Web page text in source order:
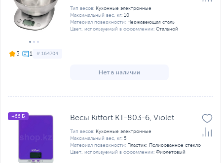
5 # 164704
Тип весов: Кухонные электронные
Максимальный вес, кг: 10
Материал поверхности: Нержавеющая сталь
Цвет, используемый в оформлении: Стальной
Нет в наличии
+66 Б Весы Kitfort KT-803-6, Violet
Тип весов: Кухонные электронные
Максимальный вес, кг: 5
Материал поверхности: Пластик; Полированное стекло
Цвет, используемый в оформлении: Фиолетовый